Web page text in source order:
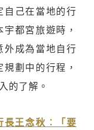
自己在當地的行
都宮旅遊時，
外成為當地自行
劃中的行程，
的了解。
王念秋︰「要